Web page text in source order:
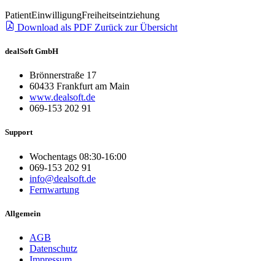
PatientEinwilligungFreiheitseintziehung
Download als PDF Zurück zur Übersicht
dealSoft GmbH
Brönnerstraße 17
60433 Frankfurt am Main
www.dealsoft.de
069-153 202 91
Support
Wochentags 08:30-16:00
069-153 202 91
info@dealsoft.de
Fernwartung
Allgemein
AGB
Datenschutz